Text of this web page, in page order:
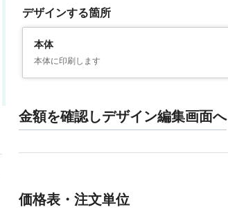
デザインする箇所
本体
本体に印刷します
金額を確認しデザイン編集画面へ
価格表・注文単位